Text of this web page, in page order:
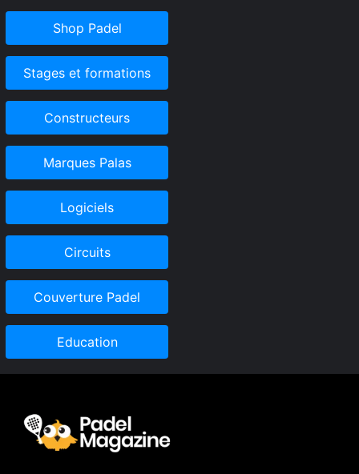
Shop Padel
Stages et formations
Constructeurs
Marques Palas
Logiciels
Circuits
Couverture Padel
Education